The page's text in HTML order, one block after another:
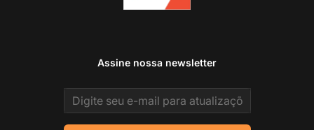
Assine nossa newsletter
Email address